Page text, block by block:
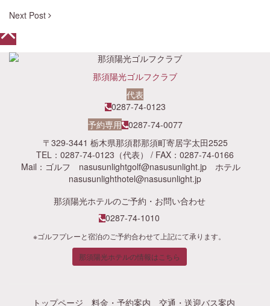
Next Post
那須陽光ゴルフクラブ
代表
0287-74-0123
予約専用 0287-74-0077
〒329-3441 栃木県那須郡那須町寄居字太田2525
TEL：0287-74-0123（代表） / FAX：0287-74-0166
Mail：ゴルフ nasusunlightgolf@nasusunlight.jp ホテル
nasusunlighthotel@nasusunlight.jp
那須陽光ホテルのご予約・お問い合わせ
0287-74-1010
※ゴルフプレーと宿泊のご予約合わせて上記にて承ります。
那須陽光ホテルの情報はこちら
トップページ 料金・予約案内 交通・送迎バス案内